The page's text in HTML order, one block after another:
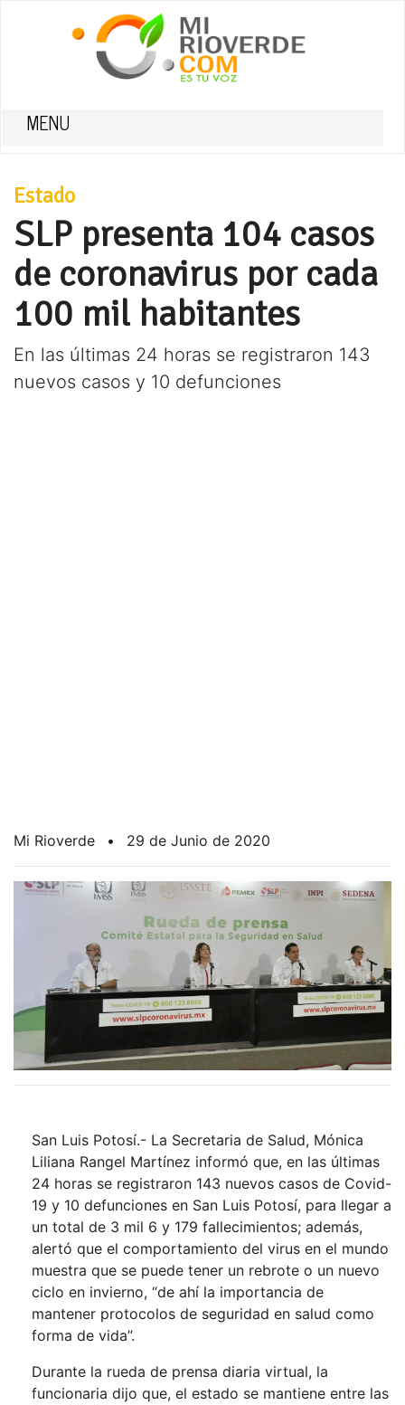
MENU
Estado
SLP presenta 104 casos
de coronavirus por cada
100 mil habitantes
En las últimas 24 horas se registraron 143
nuevos casos y 10 defunciones
Mi Rioverde • 29 de Junio de 2020
San Luis Potosí.- La Secretaria de Salud, Mónica
Liliana Rangel Martínez informó que, en las últimas
24 horas se registraron 143 nuevos casos de Covid-
19 y 10 defunciones en San Luis Potosí, para llegar a
un total de 3 mil 6 y 179 fallecimientos; además,
alertó que el comportamiento del virus en el mundo
muestra que se puede tener un rebrote o un nuevo
ciclo en invierno, “de ahí la importancia de
mantener protocolos de seguridad en salud como
forma de vida”.
Durante la rueda de prensa diaria virtual, la
funcionaria dijo que, el estado se mantiene entre las